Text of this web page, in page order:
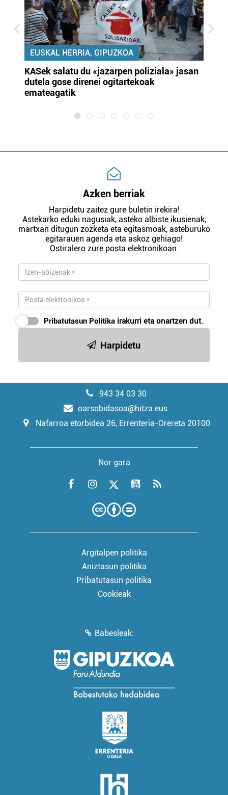
EUSKAL HERRIA, GIPUZKOA
KASek salatu du «jazarpen poliziala» jasan
dutela gose direnei ogitartekoak
emateagatik
Azken berriak
Harpidetu zaitez gure buletin irekira!
Astekarko eduki nagusiak, asteko albiste ikusienak,
martxan ditugun zozketa eta egitasmoak, asteburuko
egitarauen agenda eta askoz gehiago!
Ostiralero zure posta elektronikoan.
Pribatutasun Politika irakurri eta onartzen dut.
Harpidetu
943 34 03 30
oarsobidasoa@hitza.eus
Nafarroa etorbidea 26, Errenteria-Orereta 20100
Nor gara
Argitalpen politika
Aniztasun politika
Pribatutasun politika
Cookieak
Babesleak: